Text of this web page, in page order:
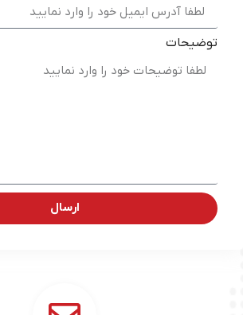
توضیحات
ارسال